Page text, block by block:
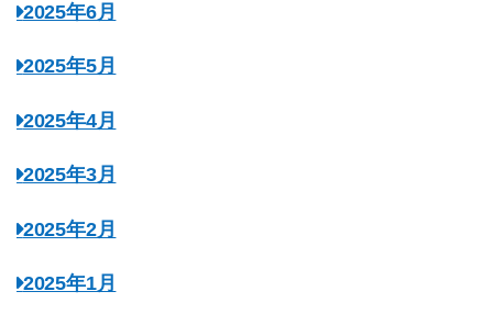
2025年6月
2025年5月
2025年4月
2025年3月
2025年2月
2025年1月